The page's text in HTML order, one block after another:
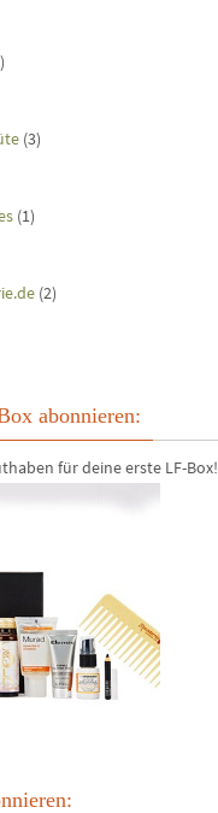
(3)
(1)
(2)
abonnieren:
für deine erste LF-Box!